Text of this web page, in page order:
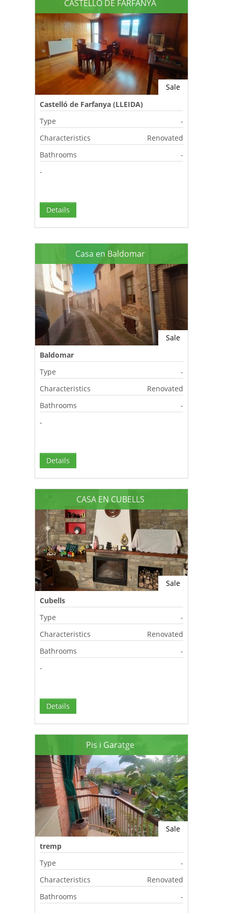
CASTELLÓ DE FARFANYA
Sale
Castelló de Farfanya (LLEIDA)
Type
-
Characteristics
Renovated
Bathrooms
-
-
Details
Casa en Baldomar
Sale
Baldomar
Type
-
Characteristics
Renovated
Bathrooms
-
-
Details
CASA EN CUBELLS
Sale
Cubells
Type
-
Characteristics
Renovated
Bathrooms
-
-
Details
Pis i Garatge
Sale
tremp
Type
-
Characteristics
Renovated
Bathrooms
-